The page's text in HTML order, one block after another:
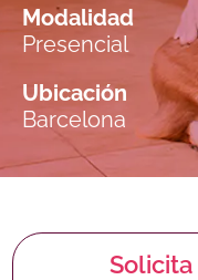
Modalidad
Presencial
Ubicación
Barcelona